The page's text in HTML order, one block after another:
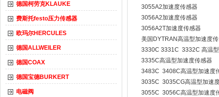
德国柯劳克KLAUKE
费斯托festo压力传感器
欧玛尔HERCULES
德国ALLWEILER
德国COAX
德国宝德BURKERT
电磁阀
3055A2加速度传感器
3056A2加速度传感器
3056A2T加速度传感器
美国DYTRAN高温型加速度
3330C 3331C 3332C 高温
3335C高温型加速度传感器
3483C 3408C高温型加速度
3035C 3035CG高温型加速
3055C 3056C高温型加速度